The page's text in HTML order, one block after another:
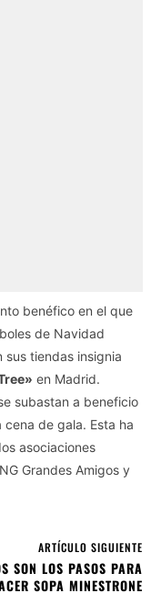
benéfico en el que
de Navidad
sus tiendas insignia
en Madrid.
subastan a beneficio
de gala. Esta ha
asociaciones
Grandes Amigos y
ARTÍCULO SIGUIENTE
SON LOS PASOS PARA
SOPA MINESTRONE